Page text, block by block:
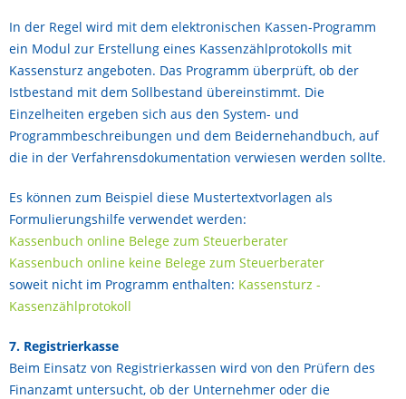
In der Regel wird mit dem elektronischen Kassen-Programm
ein Modul zur Erstellung eines Kassenzählprotokolls mit
Kassensturz angeboten. Das Programm überprüft, ob der
Istbestand mit dem Sollbestand übereinstimmt. Die
Einzelheiten ergeben sich aus den System- und
Programmbeschreibungen und dem Beidernehandbuch, auf
die in der Verfahrensdokumentation verwiesen werden sollte.
Es können zum Beispiel diese Mustertextvorlagen als
Formulierungshilfe verwendet werden:
Kassenbuch online Belege zum Steuerberater
Kassenbuch online keine Belege zum Steuerberater
soweit nicht im Programm enthalten: Kassensturz -
Kassenzählprotokoll
7. Registrierkasse
Beim Einsatz von Registrierkassen wird von den Prüfern des
Finanzamt untersucht, ob der Unternehmer oder die